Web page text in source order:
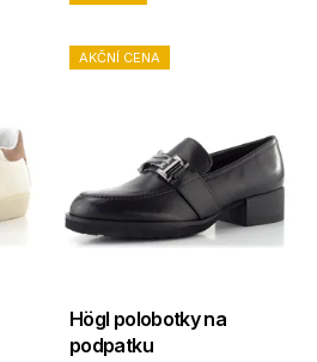
AKČNÍ CENA
Högl polobotky na
podpatku